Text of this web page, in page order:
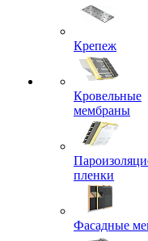
Крепеж
Кровельные
мембраны
пленки
Фасадные